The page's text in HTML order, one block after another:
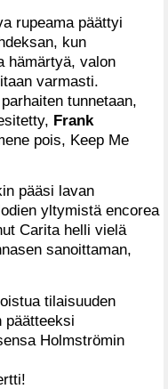
rupeama päättyi
kun
hämärtyä, valon
varmasti.
tunnetaan,
Frank
pois, Keep Me
pääsi lavan
yltymistä encorea
Carita helli vielä
sanoittaman,
tilaisuuden
päätteeksi
Holmströmin